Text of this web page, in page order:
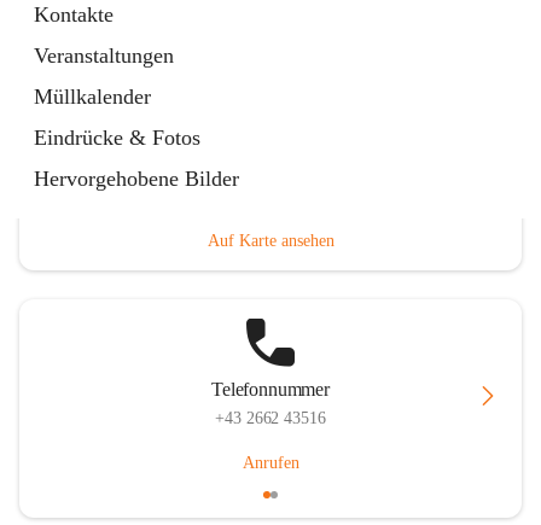
Kontakte
Veranstaltungen
Müllkalender
Eindrücke & Fotos
Hervorgehobene BilderHauptadresse
Auf Karte ansehen
Telefonnummer
+43 2662 43516
Anrufen